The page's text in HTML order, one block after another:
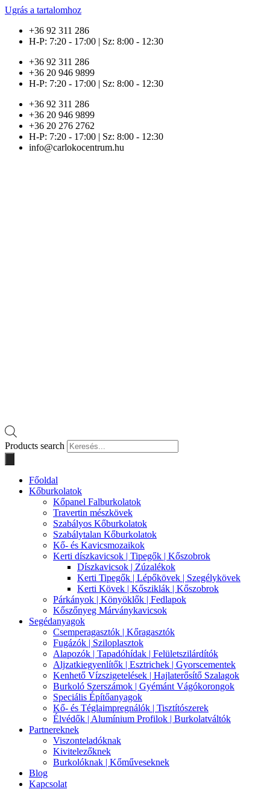
Ugrás a tartalomhoz
+36 92 311 286
H-P: 7:20 - 17:00 | Sz: 8:00 - 12:30
+36 92 311 286
+36 20 946 9899
H-P: 7:20 - 17:00 | Sz: 8:00 - 12:30
+36 92 311 286
+36 20 946 9899
+36 20 276 2762
H-P: 7:20 - 17:00 | Sz: 8:00 - 12:30
info@carlokocentrum.hu
Products search
Főoldal
Kőburkolatok
Kőpanel Falburkolatok
Travertin mészkövek
Szabályos Kőburkolatok
Szabálytalan Kőburkolatok
Kő- és Kavicsmozaikok
Kerti díszkavicsok | Tipegők | Kőszobrok
Díszkavicsok | Zúzalékok
Kerti Tipegők | Lépőkövek | Szegélykövek
Kerti Kövek | Kősziklák | Kőszobrok
Párkányok | Könyöklők | Fedlapok
Kőszőnyeg Márványkavicsok
Segédanyagok
Csemperagasztók | Kőragasztók
Fugázók | Sziloplasztok
Alapozók | Tapadóhídak | Felületszilárdítók
Aljzatkiegyenlítők | Esztrichek | Gyorscementek
Kenhető Vízszigetelések | Hajlaterősítő Szalagok
Burkoló Szerszámok | Gyémánt Vágókorongok
Speciális Építőanyagok
Kő- és Téglaimpregnálók | Tisztítószerek
Élvédők | Alumínium Profilok | Burkolatváltók
Partnereknek
Viszonteladóknak
Kivitelezőknek
Burkolóknak | Kőműveseknek
Blog
Kapcsolat